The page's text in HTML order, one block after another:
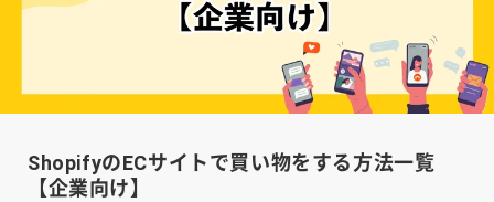
ShopifyのECサイトで買い物をする方法一覧
【企業向け】